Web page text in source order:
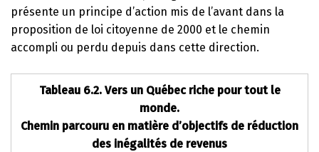
présente un principe d’action mis de l’avant dans la
proposition de loi citoyenne de 2000 et le chemin
accompli ou perdu depuis dans cette direction.
Tableau 6.2. Vers un Québec riche pour tout le
monde.
Chemin parcouru en matière d’objectifs de réduction
des inégalités de revenus